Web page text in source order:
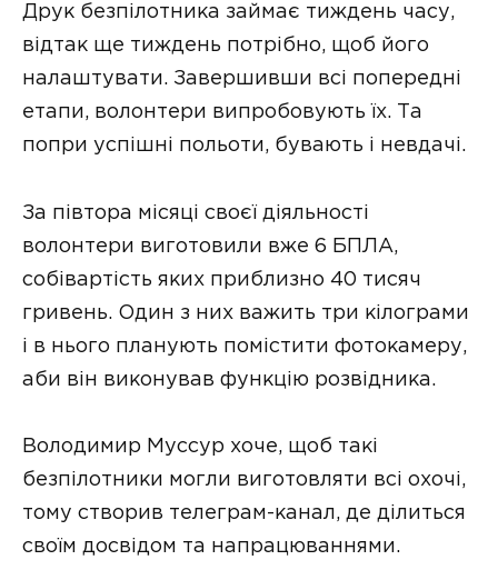
Друк безпілотника займає тиждень часу,
відтак ще тиждень потрібно, щоб його
налаштувати. Завершивши всі попередні
етапи, волонтери випробовують їх. Та
попри успішні польоти, бувають і невдачі.
За півтора місяці своєї діяльності
волонтери виготовили вже 6 БПЛА,
собівартість яких приблизно 40 тисяч
гривень. Один з них важить три кілограми
і в нього планують помістити фотокамеру,
аби він виконував функцію розвідника.
Володимир Муссур хоче, щоб такі
безпілотники могли виготовляти всі охочі,
тому створив телеграм-канал, де ділиться
своїм досвідом та напрацюваннями.